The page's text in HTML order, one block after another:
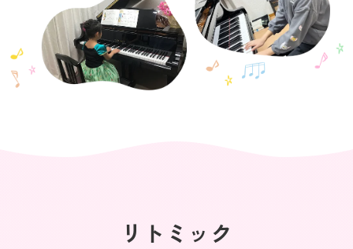
リトミック